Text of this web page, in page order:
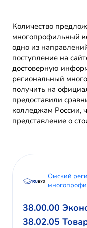
Количество
многопрофильный
одно из
поступление на
достоверную
региональный
получить на
предоставили
колледжам России,
представление о
Омский
38.00.00
38.02.05